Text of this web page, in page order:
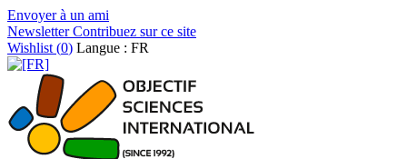
Envoyer à un ami
NewsletterContribuez sur ce site
Wishlist (0) Langue : FR